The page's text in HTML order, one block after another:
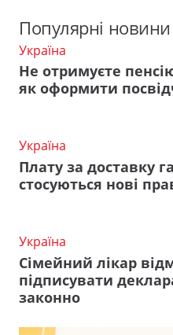
Популярні новини
Україна
Не отримуєте
як оформити
Україна
Плату за доставку
стосуються нові
Україна
Сімейний лікар
підписувати
законно